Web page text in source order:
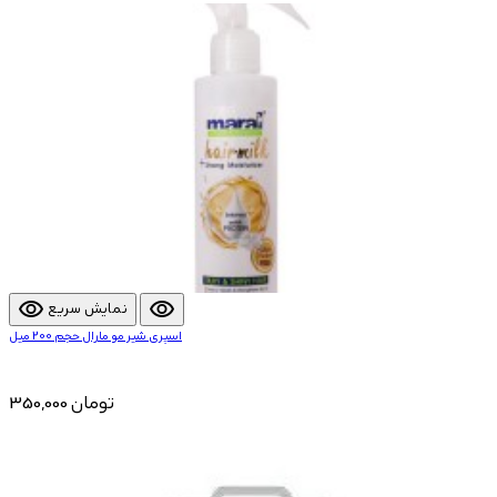
visibility نمایش سریع visibility
اسپری شیر مو مارال حجم 200 میل
350,000 تومان